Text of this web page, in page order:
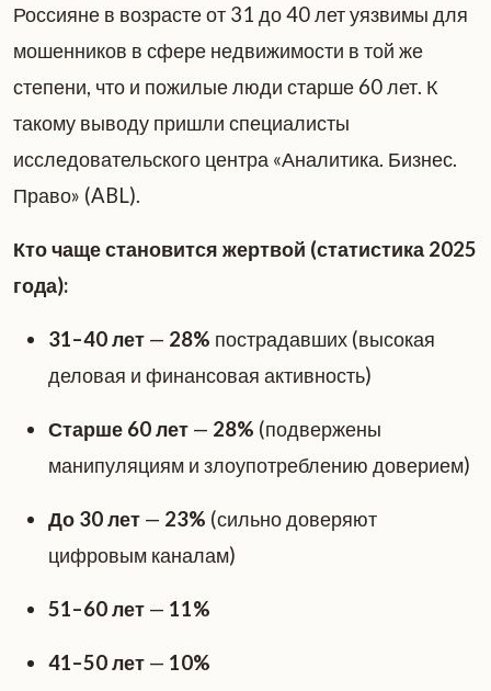
Россияне в возрасте от 31 до 40 лет уязвимы для
мошенников в сфере недвижимости в той же
степени, что и пожилые люди старше 60 лет. К
такому выводу пришли специалисты
исследовательского центра «Аналитика. Бизнес.
Право» (ABL).
Кто чаще становится жертвой (статистика 2025
года):
31–40 лет — 28% пострадавших (высокая
деловая и финансовая активность)
Старше 60 лет — 28% (подвержены
манипуляциям и злоупотреблению доверием)
До 30 лет — 23% (сильно доверяют
цифровым каналам)
51–60 лет — 11%
41–50 лет — 10%